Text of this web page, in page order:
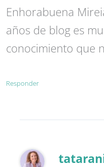
Enhorabuena
años de blog es
conocimiento que
Responder